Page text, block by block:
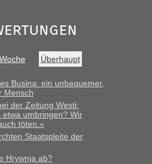
und der Ukraine geht es am
8 Uhr in Urgyniw ausgereist,
ca. 15 Fahrzeuge
oder Zweite, egal, nach ca 20
Welle...“
• Re: An welchem
und der Ukraine geht es am
Woche Überhaupt
Busina: ein unbequemer,
Mensch
der Zeitung Westi:
etwa umbringen? Wir
töten.»
Staatspleite der
Hrywnja ab?